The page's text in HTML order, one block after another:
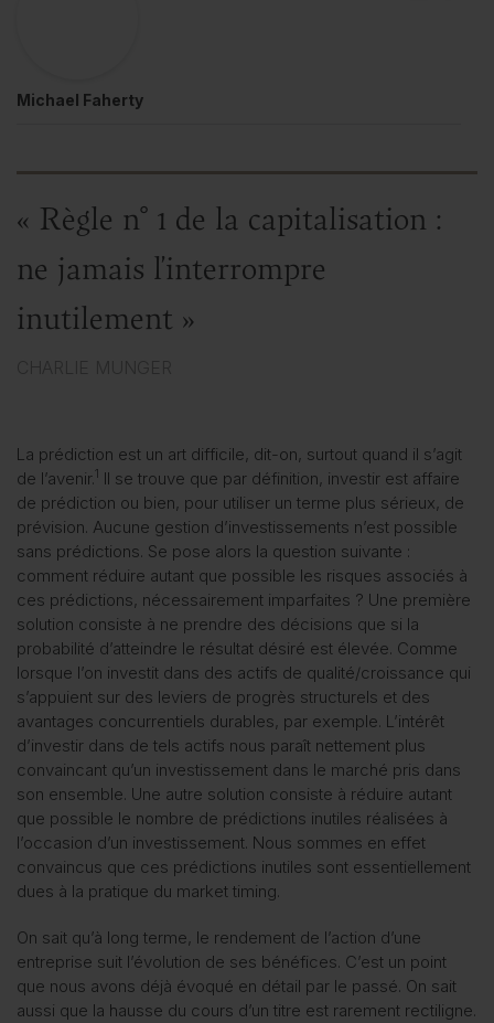
Michael Faherty
« Règle n° 1 de la capitalisation :
ne jamais l’interrompre
inutilement »
La prédiction est un art difficile, dit-on, surtout quand il s’agit
de l’avenir.1 Il se trouve que par définition, investir est affaire
de prédiction ou bien, pour utiliser un terme plus sérieux, de
prévision. Aucune gestion d’investissements n’est possible
sans prédictions. Se pose alors la question suivante :
comment réduire autant que possible les risques associés à
ces prédictions, nécessairement imparfaites ? Une première
solution consiste à ne prendre des décisions que si la
probabilité d’atteindre le résultat désiré est élevée. Comme
lorsque l’on investit dans des actifs de qualité/croissance qui
s’appuient sur des leviers de progrès structurels et des
avantages concurrentiels durables, par exemple. L’intérêt
d’investir dans de tels actifs nous paraît nettement plus
convaincant qu’un investissement dans le marché pris dans
son ensemble. Une autre solution consiste à réduire autant
que possible le nombre de prédictions inutiles réalisées à
l’occasion d’un investissement. Nous sommes en effet
convaincus que ces prédictions inutiles sont essentiellement
dues à la pratique du market timing.
On sait qu’à long terme, le rendement de l’action d’une
entreprise suit l’évolution de ses bénéfices. C’est un point
que nous avons déjà évoqué en détail par le passé. On sait
aussi que la hausse du cours d’un titre est rarement rectiligne.